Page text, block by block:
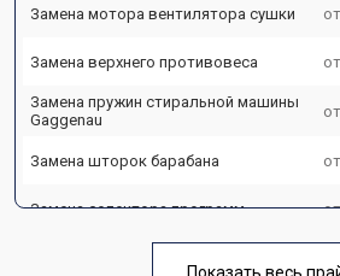
Замена мотора вентилятора сушки
Замена верхнего противовеса
Замена пружин стиральной машины
Gaggenau
Замена шторок барабана
Замена селектора программ